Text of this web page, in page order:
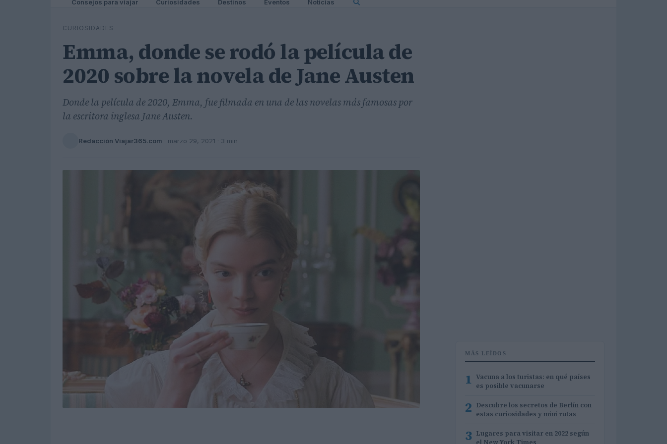
Consejos para viajar Curiosidades Destinos Eventos Noticias
CURIOSIDADES
Emma, donde se rodó la película de
2020 sobre la novela de Jane Austen
Donde la película de 2020, Emma, fue filmada en una de las novelas más famosas por
la escritora inglesa Jane Austen.
Redacción Viajar365.com · marzo 29, 2021 · 3 min
MÁS LEÍDOS
1 Vacuna a los turistas: en qué países
es posible vacunarse
2 Descubre los secretos de Berlín con
estas curiosidades y mini rutas
3 Lugares para visitar en 2022 según
el New York Times